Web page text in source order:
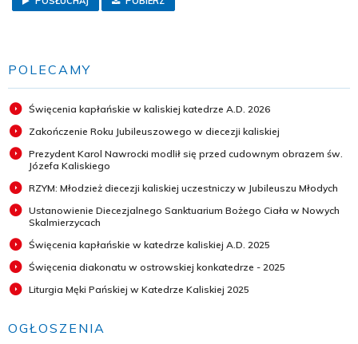
POLECAMY
Święcenia kapłańskie w kaliskiej katedrze A.D. 2026
Zakończenie Roku Jubileuszowego w diecezji kaliskiej
Prezydent Karol Nawrocki modlił się przed cudownym obrazem św.
Józefa Kaliskiego
RZYM: Młodzież diecezji kaliskiej uczestniczy w Jubileuszu Młodych
Ustanowienie Diecezjalnego Sanktuarium Bożego Ciała w Nowych
Skalmierzycach
Święcenia kapłańskie w katedrze kaliskiej A.D. 2025
Święcenia diakonatu w ostrowskiej konkatedrze - 2025
Liturgia Męki Pańskiej w Katedrze Kaliskiej 2025
OGŁOSZENIA